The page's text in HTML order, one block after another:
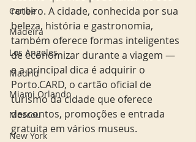
Caribe
Madeira
Los Angeles
Madrid
Miami Orlando
Moscou
New York
roteiro. A cidade, conhecida por sua
beleza, história e gastronomia,
também oferece formas inteligentes
de economizar durante a viagem —
e a principal dica é adquirir o
Porto.CARD, o cartão oficial de
turismo da cidade que oferece
descontos, promoções e entrada
gratuita em vários museus.